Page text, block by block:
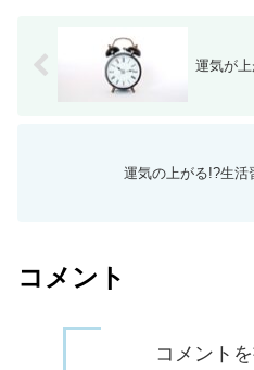
運気が
運気の上がる!?生
コメント
コメント